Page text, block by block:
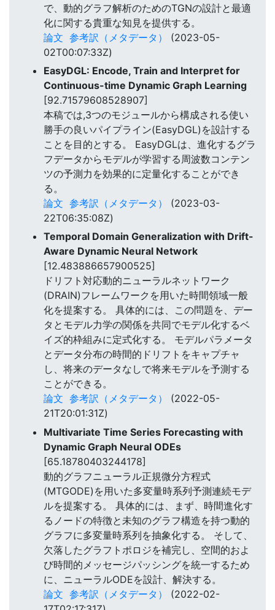
で、動的グラフ解析のためのTGNの設計と最適
化に関する貴重な知見を提供する。
論文 参考訳（メタデータ）
(2023-05-
02T00:07:33Z)
EasyDGL: Encode, Train and Interpret for
Continuous-time Dynamic Graph Learning
[92.71579608528907]
本稿では,3つのモジュールから構成される使い
勝手の良いパイプライン(EasyDGL)を設計する
ことを目的とする。 EasyDGLは、進化するグラ
フデータからモデルが学習する周波数コンテン
ツの予測力を効果的に定量化することができ
る。
論文 参考訳（メタデータ）
(2023-03-
22T06:35:08Z)
Temporal Domain Generalization with Drift-
Aware Dynamic Neural Network
[12.483886657900525]
ドリフト対応動的ニューラルネットワーク
(DRAIN)フレームワークを用いた時間領域一般
化を提案する。 具体的には、この問題を、デー
タとモデル力学の関係を共同でモデル化するベ
イズ的枠組みに定式化する。 モデルパラメータ
とデータ分布の時間的ドリフトをキャプチャ
し、将来のデータなしで将来モデルを予測する
ことができる。
論文 参考訳（メタデータ）
(2022-05-
21T20:01:31Z)
Multivariate Time Series Forecasting with
Dynamic Graph Neural ODEs
[65.18780403244178]
動的グラフニューラル正規微分方程式
(MTGODE)を用いた多変量時系列予測連続モデ
ルを提案する。 具体的には、まず、時間進化す
るノードの特徴と未知のグラフ構造を持つ動的
グラフに多変量時系列を抽象化する。 そして、
欠落したグラフトポロジを補完し、空間的およ
び時間的メッセージパッシングを統一するため
に、ニューラルODEを設計、解決する。
論文 参考訳（メタデータ）
(2022-02-